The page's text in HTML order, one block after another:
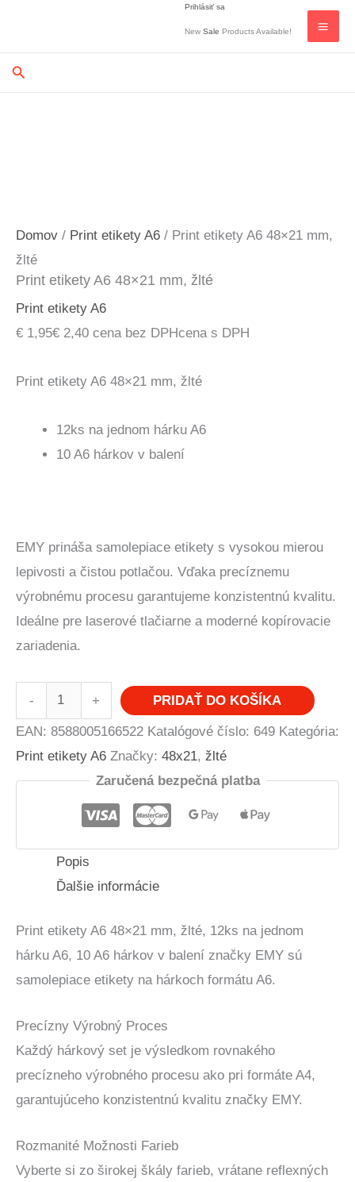
Prihlásiť sa
New Sale Products Available!
Hľadať
Domov / Print etikety A6 / Print etikety A6 48×21 mm,
žlté
Print etikety A6 48×21 mm, žlté
Print etikety A6
€ 1,95€ 2,40 cena bez DPHcena s DPH
Print etikety A6 48×21 mm, žlté
12ks na jednom hárku A6
10 A6 hárkov v balení
EMY prináša samolepiace etikety s vysokou mierou
lepivosti a čistou potlačou. Vďaka precíznemu
výrobnému procesu garantujeme konzistentnú kvalitu.
Ideálne pre laserové tlačiarne a moderné kopírovacie
zariadenia.
-
množstvo
Print
+ PRIDAŤ DO KOŠÍKA
EAN: 8588005166522 Katalógové číslo: 649 Kategória:
Print etikety A6 Značky: 48x21, žlté
Zaručená bezpečná platba
Popis
Ďalšie informácie
Print etikety A6 48×21 mm, žlté, 12ks na jednom
hárku A6, 10 A6 hárkov v balení značky EMY sú
samolepiace etikety na hárkoch formátu A6.
Precízny Výrobný Proces
Každý hárkový set je výsledkom rovnakého
precízneho výrobného procesu ako pri formáte A4,
garantujúceho konzistentnú kvalitu značky EMY.
Rozmanité Možnosti Farieb
Vyberte si zo širokej škály farieb, vrátane reflexných